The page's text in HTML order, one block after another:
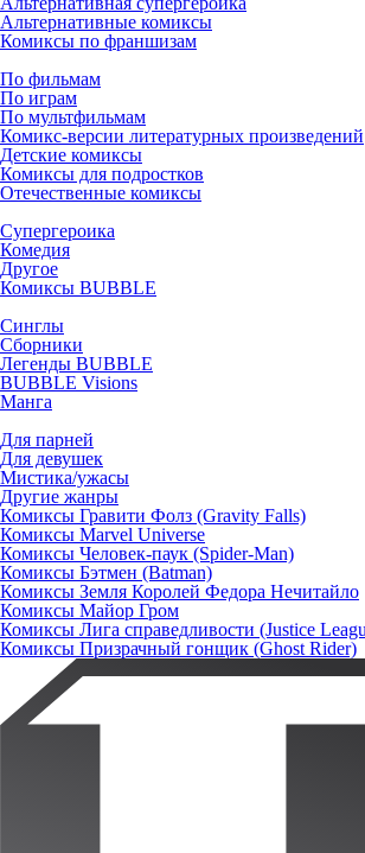
Альтернативные комиксы
Комиксы по франшизам
По фильмам
По играм
По мультфильмам
Комикс-версии литературных произведений
Детские комиксы
Комиксы для подростков
Отечественные комиксы
Супергероика
Комедия
Другое
Комиксы BUBBLE
Синглы
Сборники
Легенды BUBBLE
BUBBLE Visions
Манга
Для парней
Для девушек
Мистика/ужасы
Другие жанры
Комиксы Гравити Фолз (Gravity Falls)
Комиксы Marvel Universe
Комиксы Человек-паук (Spider-Man)
Комиксы Бэтмен (Batman)
Комиксы Земля Королей Федора Нечитайло
Комиксы Майор Гром
Комиксы Лига справедливости (Justice
Комиксы Призрачный гонщик (Ghost Rider)